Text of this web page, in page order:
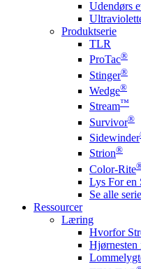
Udendørs
Produktserie
TLR
ProTac®
Stinger®
Wedge®
Stream™
Survivor®
Sidewinder
Strion®
Color-Rite
Lys For en
Se alle
Ressourcer
Læring
Hvorfor
Hjørnesten